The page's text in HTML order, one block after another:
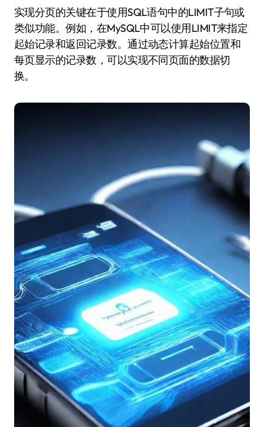
实现分页的关键在于使用SQL语句中的LIMIT子句或
类似功能。例如，在MySQL中可以使用LIMIT来指定
起始记录和返回记录数。通过动态计算起始位置和
每页显示的记录数，可以实现不同页面的数据切
换。